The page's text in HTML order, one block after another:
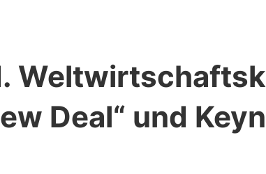
Deal“ und